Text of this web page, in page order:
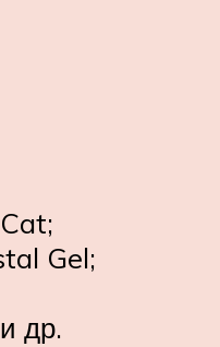
Gel;
др.